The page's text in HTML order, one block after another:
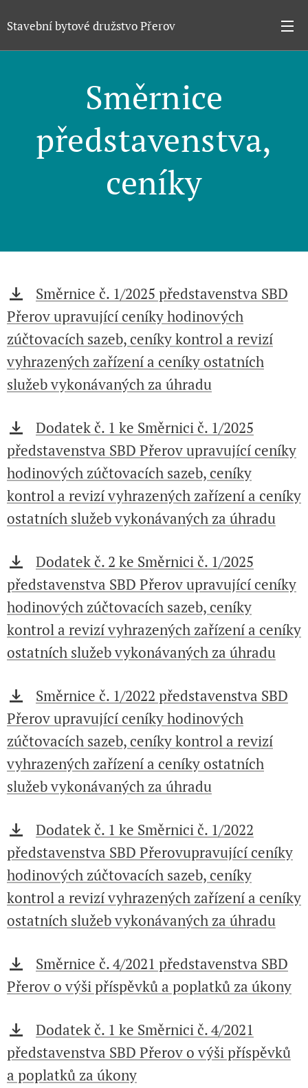
Stavební bytové družstvo Přerov
Směrnice
představenstva,
ceníky
Směrnice č. 1/2025 představenstva SBD
Přerov upravující ceníky hodinových
zúčtovacích sazeb, ceníky kontrol a revizí
vyhrazených zařízení a ceníky ostatních
služeb vykonávaných za úhradu
Dodatek č. 1 ke Směrnici č. 1/2025
představenstva SBD Přerov upravující ceníky
hodinových zúčtovacích sazeb, ceníky
kontrol a revizí vyhrazených zařízení a ceníky
ostatních služeb vykonávaných za úhradu
Dodatek č. 2 ke Směrnici č. 1/2025
představenstva SBD Přerov upravující ceníky
hodinových zúčtovacích sazeb, ceníky
kontrol a revizí vyhrazených zařízení a ceníky
ostatních služeb vykonávaných za úhradu
Směrnice č. 1/2022 představenstva SBD
Přerov upravující ceníky hodinových
zúčtovacích sazeb, ceníky kontrol a revizí
vyhrazených zařízení a ceníky ostatních
služeb vykonávaných za úhradu
Dodatek č. 1 ke Směrnici č. 1/2022
představenstva SBD Přerovupravující ceníky
hodinových zúčtovacích sazeb, ceníky
kontrol a revizí vyhrazených zařízení a ceníky
ostatních služeb vykonávaných za úhradu
Směrnice č. 4/2021 představenstva SBD
Přerov o výši příspěvků a poplatků za úkony
Dodatek č. 1 ke Směrnici č. 4/2021
představenstva SBD Přerov o výši příspěvků
a poplatků za úkony